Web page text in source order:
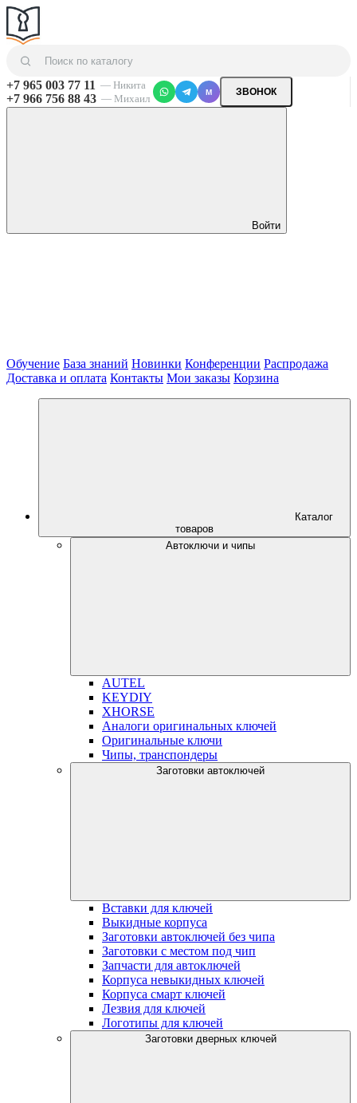
+7 965 003 77 11 — Никита
+7 966 756 88 43 — Михаил
M ЗВОНОК
Войти
Обучение База знаний Новинки Конференции Распродажа
Доставка и оплата Контакты Мои заказы Корзина
Каталог
товаров
Автоключи и чипы
AUTEL
KEYDIY
XHORSE
Аналоги оригинальных ключей
Оригинальные ключи
Чипы, транспондеры
Заготовки автоключей
Вставки для ключей
Выкидные корпуса
Заготовки автоключей без чипа
Заготовки с местом под чип
Запчасти для автоключей
Корпуса невыкидных ключей
Корпуса смарт ключей
Лезвия для ключей
Логотипы для ключей
Заготовки дверных ключей